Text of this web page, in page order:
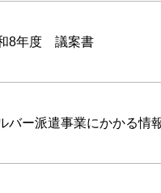
8年度 議案書
バー派遣事業にかかる情